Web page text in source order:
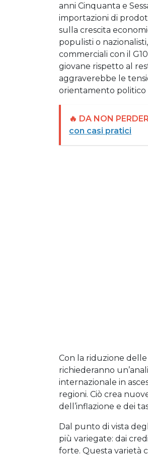
anni Cinquanta e
importazioni di
sulla crescita
populisti o
commerciali con il
giovane rispetto al
aggraverebbe le
orientamento politico
🔥 DA NON
con casi pratici
Con la riduzione
richiederanno
internazionale in
regioni. Ciò crea
dell’inflazione e dei
Dal punto di vista
più variegate: dai
forte. Questa varietà